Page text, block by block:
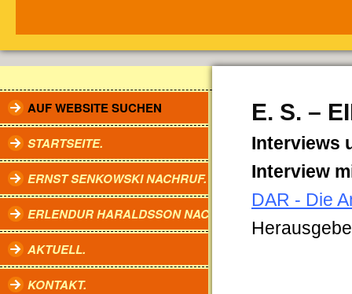
AUF WEBSITE SUCHEN
STARTSEITE.
ERNST SENKOWSKI NACHRUF.
ERLENDUR HARALDSSON NACHRUF.
AKTUELL.
KONTAKT.
E. S. –
Interviews
Interview
DAR - Die